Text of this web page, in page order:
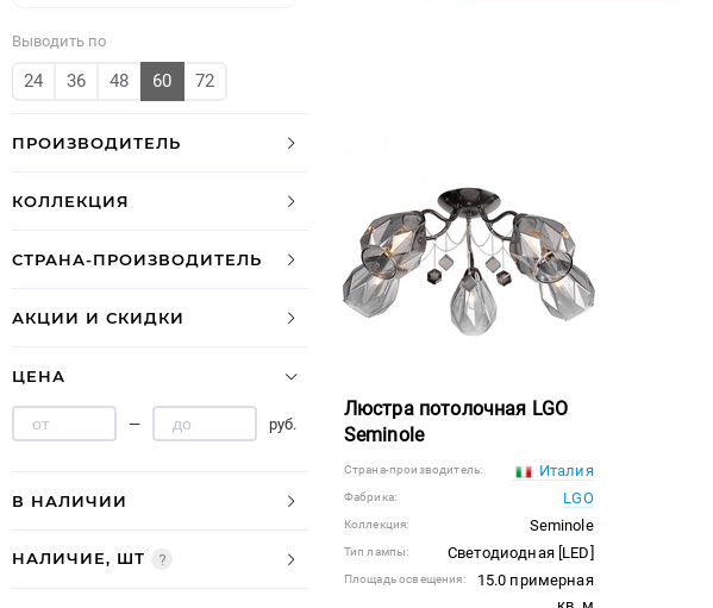
Выводить по
24 36 48 60 72
ПРОИЗВОДИТЕЛЬ
КОЛЛЕКЦИЯ
СТРАНА-ПРОИЗВОДИТЕЛЬ
АКЦИИ И СКИДКИ
ЦЕНА
— руб.
В НАЛИЧИИ
НАЛИЧИЕ, ШТ
Люстра потолочная LGO
Seminole
Страна-производитель: Италия
Фабрика: LGO
Коллекция: Seminole
Тип лампы: Светодиодная [LED]
Площадь освещения:
15.0 примерная